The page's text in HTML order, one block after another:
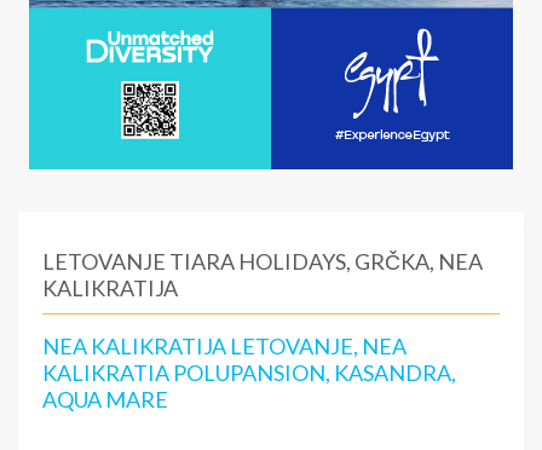
LETOVANJE TIARA HOLIDAYS, GRČKA, NEA
KALIKRATIJA
NEA KALIKRATIJA LETOVANJE, NEA
KALIKRATIA POLUPANSION, KASANDRA,
AQUA MARE